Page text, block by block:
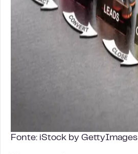
Fonte: iStock by GettyImages